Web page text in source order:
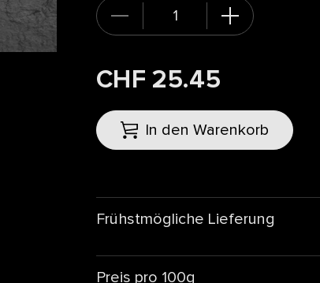
CHF 25.45
In den Warenkorb
Frühstmögliche Lieferung
Preis pro 100g